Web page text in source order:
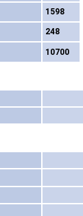
1598
248
10700